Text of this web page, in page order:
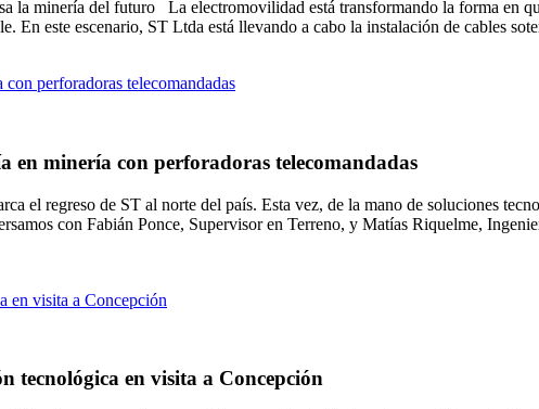
la minería del futuro La electromovilidad está transformando la forma en
En este escenario, ST Ltda está llevando a cabo la instalación de cables
en minería con perforadoras telecomandadas
el regreso de ST al norte del país. Esta vez, de la mano de soluciones
con Fabián Ponce, Supervisor en Terreno, y Matías Riquelme,
tecnológica en visita a Concepción